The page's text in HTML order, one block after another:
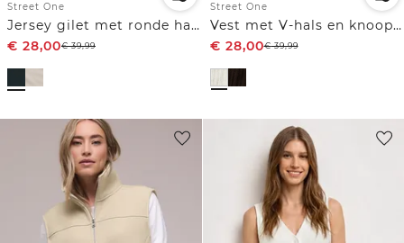
Street One
Jersey gilet met ronde hals
€ 28,00€39,99
Street One
Vest met V-hals en knoopsluiting
€ 28,00€39,99